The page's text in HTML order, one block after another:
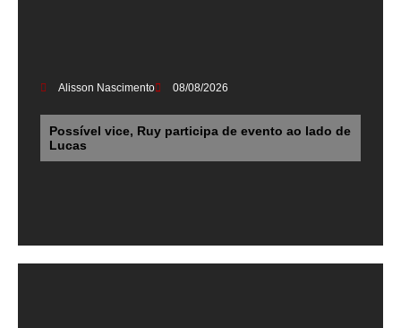
Alisson Nascimento 08/08/2026
Possível vice, Ruy participa de evento ao lado de
Lucas